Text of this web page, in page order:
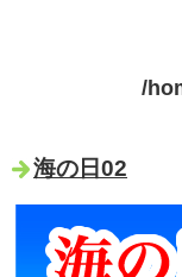
/
海の日02